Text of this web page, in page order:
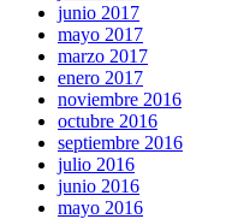
junio 2017
mayo 2017
marzo 2017
enero 2017
noviembre 2016
octubre 2016
septiembre 2016
julio 2016
junio 2016
mayo 2016